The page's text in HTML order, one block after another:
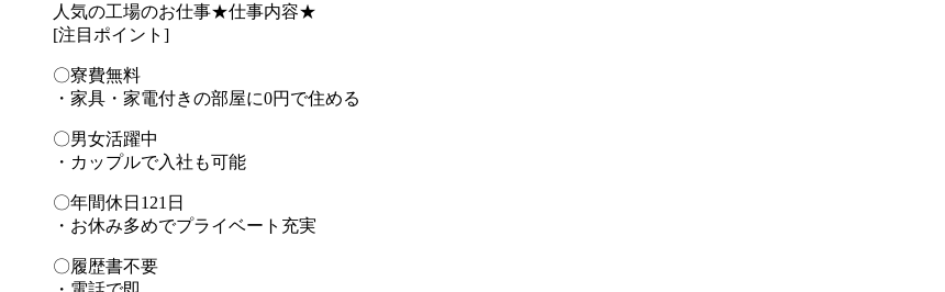
人気の工場のお仕事★仕事内容★
[注目ポイント]
〇寮費無料
・家具・家電付きの部屋に0円で住める
〇男女活躍中
・カップルで入社も可能
〇年間休日121日
・お休み多めでプライベート充実
〇履歴書不要